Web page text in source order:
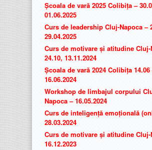
Școala de vară 2025 Colibița –
01.06.2025
Curs de leadership Cluj-Napoca –
29.04.2025
Curs de motivare și atitudine Cluj-
24.10, 13.11.2024
Școala de vară 2024 Colibița 14.06
16.06.2024
Workshop de limbajul corpului
Napoca – 16.05.2024
Curs de inteligență emoțională
28.03.2024
Curs de motivare și atitudine Cluj-
16.12.2023